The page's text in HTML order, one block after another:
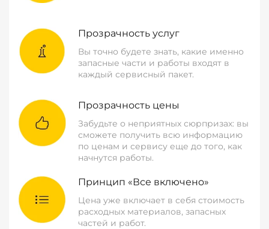
Прозрачность услуг
Вы точно будете знать, какие именно
запасные части и работы входят в
каждый сервисный пакет.
Прозрачность цены
Забудьте о неприятных сюрпризах: вы
сможете получить всю информацию
по ценам и сервису еще до того, как
начнутся работы.
Принцип «Все включено»
Цена уже включает в себя стоимость
расходных материалов, запасных
частей и работ.